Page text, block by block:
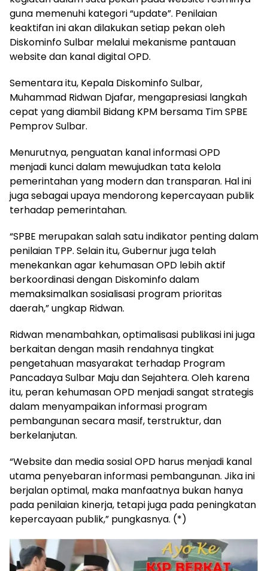
guna memenuhi kategori “update”. Penilaian
keaktifan ini akan dilakukan setiap pekan oleh
Diskominfo Sulbar melalui mekanisme pantauan
website dan kanal digital OPD.
Sementara itu, Kepala Diskominfo Sulbar,
Muhammad Ridwan Djafar, mengapresiasi langkah
cepat yang diambil Bidang KPM bersama Tim SPBE
Pemprov Sulbar.
Menurutnya, penguatan kanal informasi OPD
menjadi kunci dalam mewujudkan tata kelola
pemerintahan yang modern dan transparan. Hal ini
juga sebagai upaya mendorong kepercayaan publik
terhadap pemerintahan.
“SPBE merupakan salah satu indikator penting dalam
penilaian TPP. Selain itu, Gubernur juga telah
menekankan agar kehumasan OPD lebih aktif
berkoordinasi dengan Diskominfo dalam
memaksimalkan sosialisasi program prioritas
daerah,” ungkap Ridwan.
Ridwan menambahkan, optimalisasi publikasi ini juga
berkaitan dengan masih rendahnya tingkat
pengetahuan masyarakat terhadap Program
Pancadaya Sulbar Maju dan Sejahtera. Oleh karena
itu, peran kehumasan OPD menjadi sangat strategis
dalam menyampaikan informasi program
pembangunan secara masif, terstruktur, dan
berkelanjutan.
“Website dan media sosial OPD harus menjadi kanal
utama penyebaran informasi pembangunan. Jika ini
berjalan optimal, maka manfaatnya bukan hanya
pada penilaian kinerja, tetapi juga pada peningkatan
kepercayaan publik,” pungkasnya. (*)